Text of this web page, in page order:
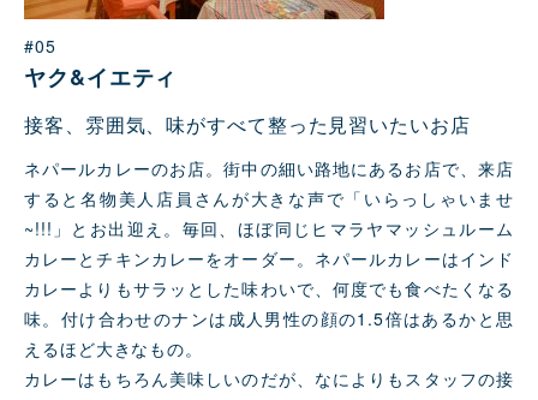
#05
ヤク&イエティ
接客、雰囲気、味がすべて整った見習いたいお店
ネパールカレーのお店。街中の細い路地にあるお店で、来店
すると名物美人店員さんが大きな声で「いらっしゃいませ
~!!!」とお出迎え。毎回、ほぼ同じヒマラヤマッシュルーム
カレーとチキンカレーをオーダー。ネパールカレーはインド
カレーよりもサラッとした味わいで、何度でも⻝べたくなる
味。付け合わせのナンは成人男性の顔の1.5倍はあるかと思
えるほど大きなもの。
カレーはもちろん美味しいのだが、なによりもスタッフの接